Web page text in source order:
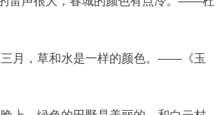
三月，草和水是一样的颜色。——《玉